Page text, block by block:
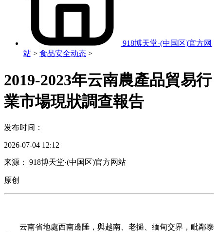
918博天堂·(中国区)官方网
站 > 食品安全动态 >
2019-2023年云南農產品貿易行
業市場現狀調查報告
发布时间：
2026-07-04 12:12
来源： 918博天堂·(中国区)官方网站
原创
云南省地處西南邊陲，與越南、老撾、緬甸交界，毗鄰泰